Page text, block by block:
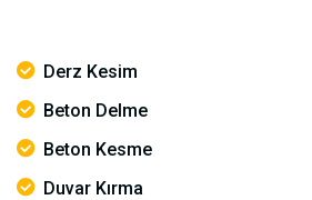
Derz Kesim
Beton Delme
Beton Kesme
Duvar Kırma